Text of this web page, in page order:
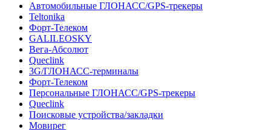
Автомобильные ГЛОНАСС/GPS-трекеры
Teltonika
Форт-Телеком
GALILEOSKY
Вега-Абсолют
Queclink
3G/ГЛОНАСС-терминалы
Форт-Телеком
Персональные ГЛОНАСС/GPS-трекеры
Queclink
Поисковые устройства/закладки
Мовирег